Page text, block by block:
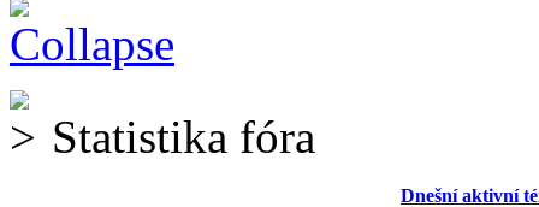
Statistika fóra
Dnešní aktivní